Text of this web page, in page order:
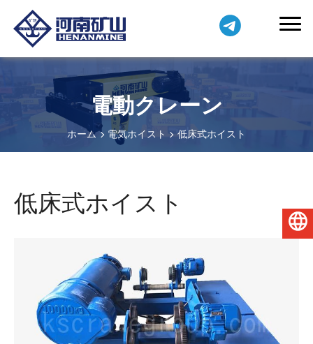
電動クレーン
ホーム 電気ホイスト 低床式ホイスト
低床式ホイスト 日本語